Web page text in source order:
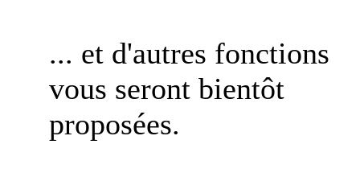
... et d'autres fonctions
vous seront bientôt
proposées.